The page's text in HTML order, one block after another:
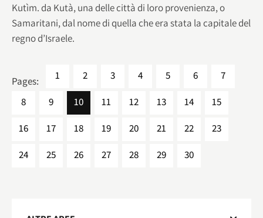
Kutìm. da Kutà, una delle città di loro provenienza, o
Samaritani, dal nome di quella che era stata la capitale del
regno d’Israele.
Pages: 1 2 3 4 5 6 7
8 9 10 11 12 13 14 15
16 17 18 19 20 21 22 23
24 25 26 27 28 29 30